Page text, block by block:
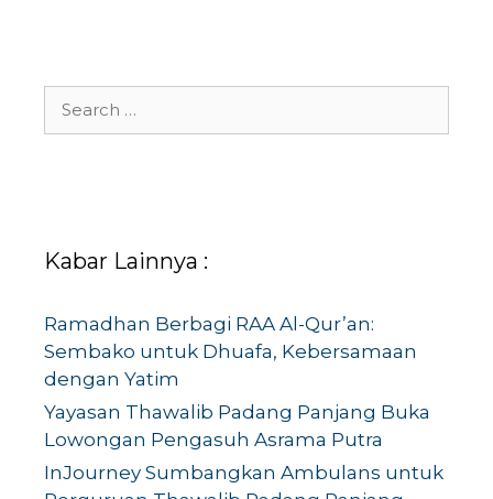
Search
Kabar Lainnya :
Ramadhan Berbagi RAA Al-Qur’an:
Sembako untuk Dhuafa, Kebersamaan
dengan Yatim
Yayasan Thawalib Padang Panjang Buka
Lowongan Pengasuh Asrama Putra
InJourney Sumbangkan Ambulans untuk